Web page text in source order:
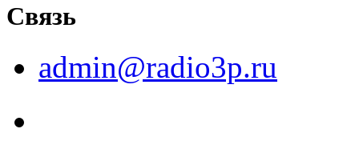
Связь
admin@radio3p.ru